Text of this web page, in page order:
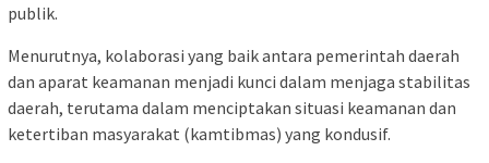
publik.
Menurutnya, kolaborasi yang baik antara pemerintah daerah
dan aparat keamanan menjadi kunci dalam menjaga stabilitas
daerah, terutama dalam menciptakan situasi keamanan dan
ketertiban masyarakat (kamtibmas) yang kondusif.